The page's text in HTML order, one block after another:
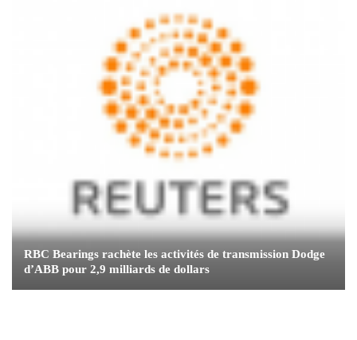
RBC Bearings rachète les activités de transmission Dodge
d’ABB pour 2,9 milliards de dollars